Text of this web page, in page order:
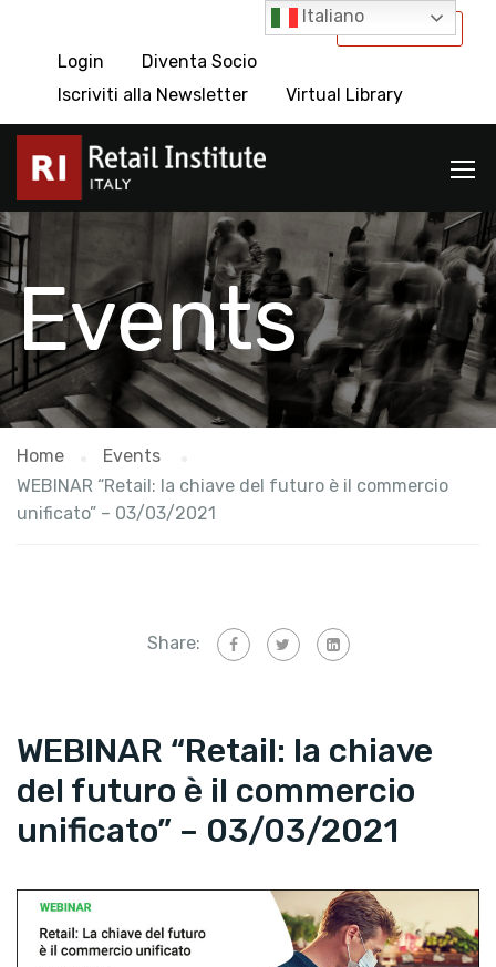
International
Login
Diventa Socio
Iscriviti alla Newsletter
Virtual Library
Events
Home
Events
WEBINAR “Retail: la chiave del futuro è il commercio
unificato” – 03/03/2021
Share:
WEBINAR “Retail: la chiave
del futuro è il commercio
unificato” – 03/03/2021
Italiano